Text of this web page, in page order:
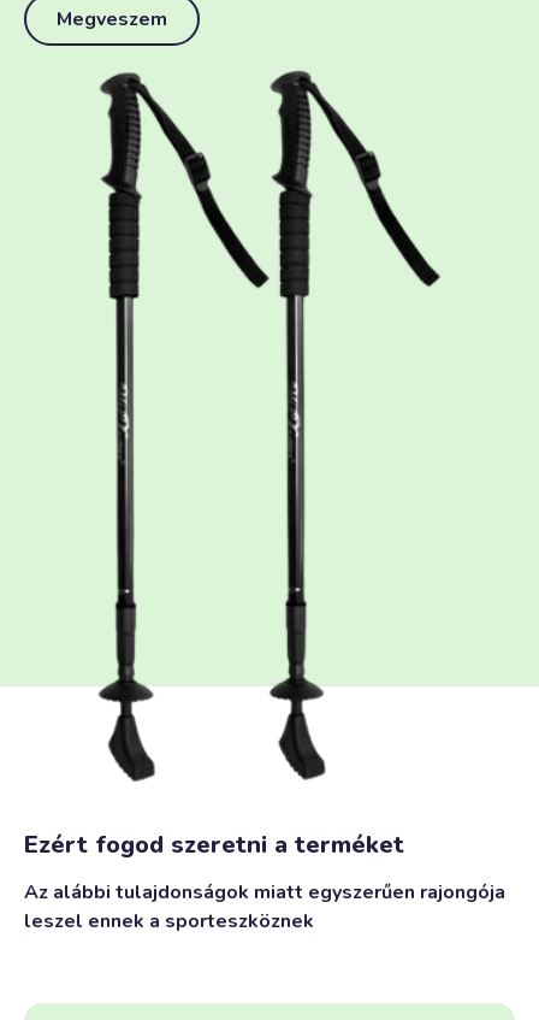
Megveszem
Ezért fogod szeretni a terméket
Az alábbi tulajdonságok miatt egyszerűen rajongója
leszel ennek a sporteszköznek